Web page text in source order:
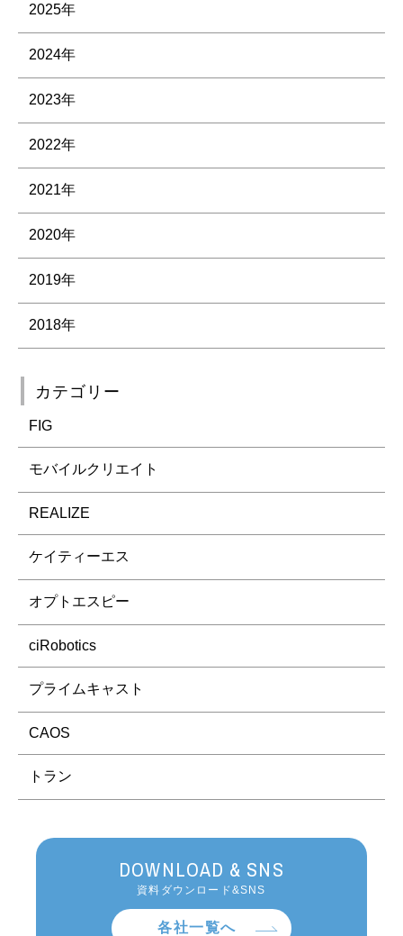
2025年
2024年
2023年
2022年
2021年
2020年
2019年
2018年
カテゴリー
FIG
モバイルクリエイト
REALIZE
ケイティーエス
オプトエスピー
ciRobotics
プライムキャスト
CAOS
トラン
DOWNLOAD & SNS
資料ダウンロード&SNS
各社一覧へ